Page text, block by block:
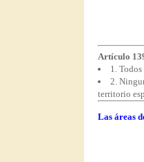
Artículo
1.
2.
territorio
Las áreas